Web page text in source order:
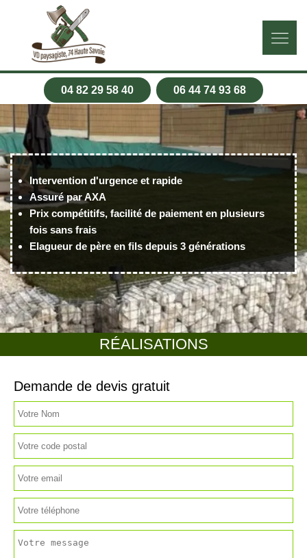
04 82 29 58 40 06 44 74 93 68
RÉALISATIONS
Intervention d'urgence et rapide
Assuré par AXA
Prix compétitifs, facilité de paiement en plusieurs
fois sans frais
Elagueur de père en fils depuis 3 générations
Demande de devis gratuit